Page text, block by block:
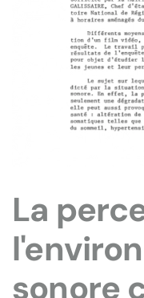
La
sonore